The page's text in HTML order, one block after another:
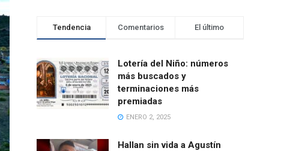
Tendencia Comentarios El último
Lotería del Niño: números
más buscados y
terminaciones más
premiadas
ENERO 2, 2025
Hallan sin vida a Agustín